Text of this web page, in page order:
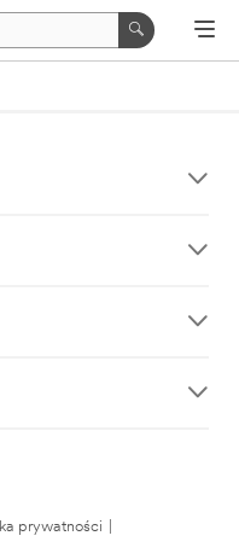
prywatności